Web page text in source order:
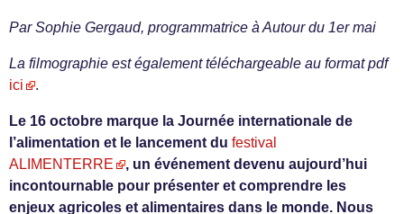
Par Sophie Gergaud, programmatrice à Autour du 1er mai
La filmographie est également téléchargeable au format pdf
ici
.
Le 16 octobre marque la Journée internationale de
l’alimentation et le lancement du festival
ALIMENTERRE
, un événement devenu aujourd’hui
incontournable pour présenter et comprendre les
enjeux agricoles et alimentaires dans le monde. Nous